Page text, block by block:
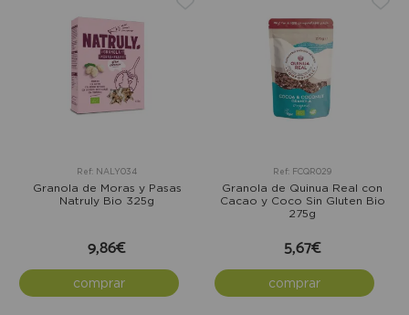
Ref: NALY034
Granola de Moras y Pasas
Natruly Bio 325g
9,86€
comprar
Ref: FCQR029
Granola de Quinua Real con
Cacao y Coco Sin Gluten Bio
275g
5,67€
comprar